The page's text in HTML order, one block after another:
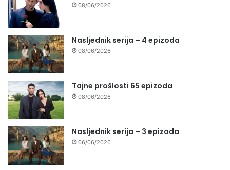
08/06/2026
Nasljednik serija – 4 epizoda
08/06/2026
Tajne prošlosti 65 epizoda
08/06/2026
Nasljednik serija – 3 epizoda
06/06/2026